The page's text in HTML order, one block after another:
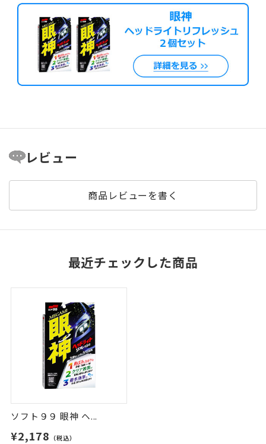
レビュー
商品レビューを書く
最近チェックした商品
ソフト９９ 眼神 ヘ...
¥2,178 （税込）